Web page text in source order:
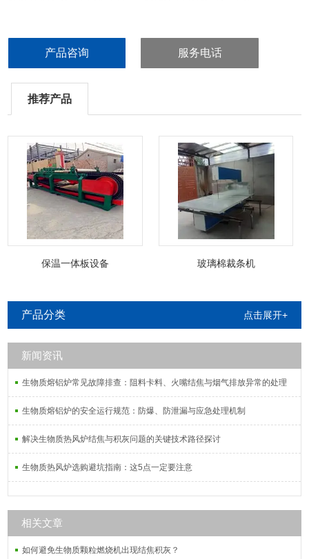
产品咨询 服务电话
推荐产品
保温一体板设备 玻璃棉裁条机
产品分类 点击展开+
新闻资讯
生物质熔铝炉常见故障排查：阻料卡料、火嘴结焦与烟气排放异常的处理
生物质熔铝炉的安全运行规范：防爆、防泄漏与应急处理机制
解决生物质热风炉结焦与积灰问题的关键技术路径探讨
生物质热风炉选购避坑指南：这5点一定要注意
相关文章
如何避免生物质颗粒燃烧机出现结焦积灰？